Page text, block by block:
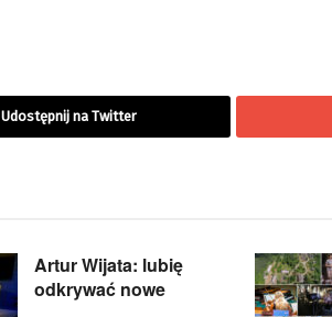
Udostępnij na Twitter
Artur Wijata: lubię
odkrywać nowe